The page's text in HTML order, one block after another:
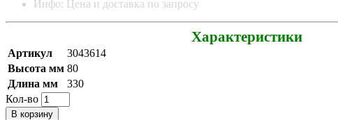
Инфо: Цена и доставка по запросу
Характеристики
Артикул
3043614
Высота мм 80
Длина мм
330
Кол-во
В корзину